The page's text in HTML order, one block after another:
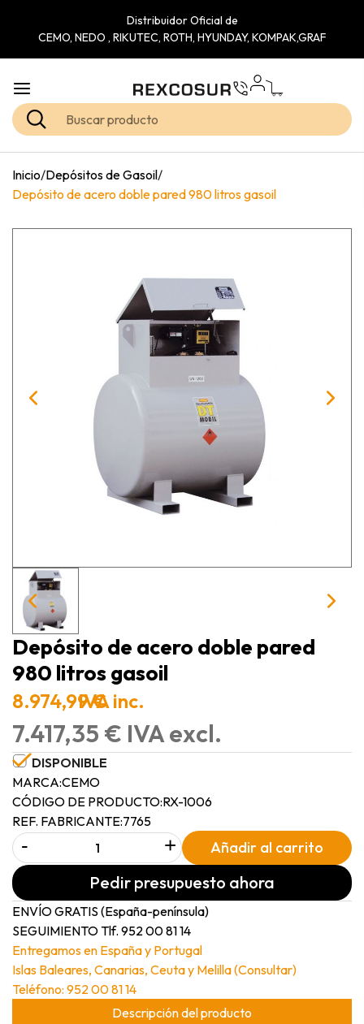
Distribuidor Oficial de
CEMO, NEDO , RIKUTEC, ROTH, HYUNDAY, KOMPAK,GRAF
Inicio/Depósitos de Gasoil/
Depósito de acero doble pared 980 litros gasoil
Depósito de acero doble pared
980 litros gasoil
8.974,99 €IVA inc.
7.417,35 € IVA excl.
DISPONIBLE
MARCA:CEMO
CÓDIGO DE PRODUCTO:RX-1006
REF. FABRICANTE:7765
- + Añadir al carrito
Pedir presupuesto ahora
ENVÍO GRATIS (España-península)
SEGUIMIENTO Tlf. 952 00 81 14
Entregamos en España y Portugal
Islas Baleares, Canarias, Ceuta y Melilla (Consultar)
Teléfono: 952 00 81 14
Descripción del producto